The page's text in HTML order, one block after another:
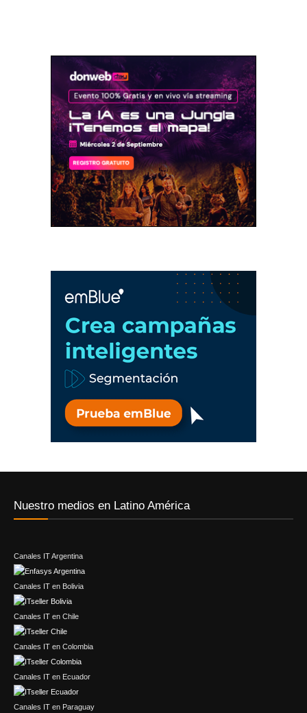
Nuestro medios en Latino América
Canales IT Argentina
Canales IT en Bolivia
Canales IT en Chile
Canales IT en Colombia
Canales IT en Ecuador
Canales IT en Paraguay